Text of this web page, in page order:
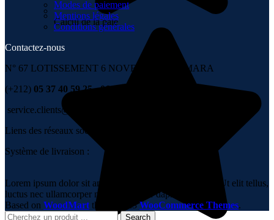
Calcul de la paie
Modes de paiement
Mentions légales
Conditions générales
Contactez-nous
N° 67 LOTISSEMENT 6 NOVEMBRE , TÉMARA
(+212) 05 37 40 59 25 - 06 67 99 00 36
service.clients@group-it.ma
Liens des réseaux sociaux :
Système de livraison :
Lorem ipsum dolor sit amet, consectetur adipiscing elit. Ut elit tellus,
luctus nec ullamcorper mattis, pulvinar dapibus leo.
Based on WoodMart theme 2023WooCommerce Themes.
Search